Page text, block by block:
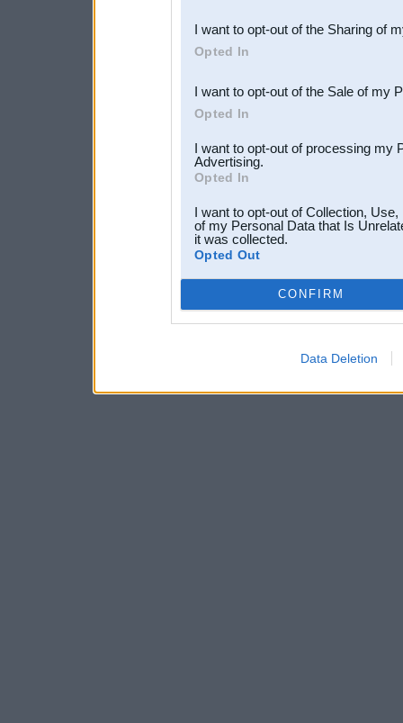
Downstream Participants
third parties.
I want to opt-out of the Sharing of
Opted In
I want to opt-out of the Sale of my
Opted In
I want to opt-out of processing my
Advertising.
Opted In
I want to opt-out of Collection,
of my Personal Data that Is
it was collected.
Opted Out
CONFIRM
Data Deletion